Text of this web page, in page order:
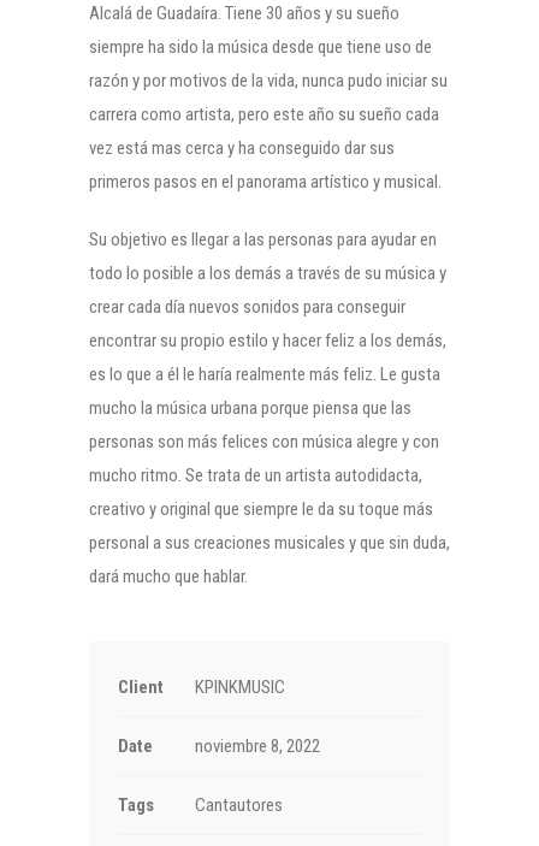
Alcalá de Guadaíra. Tiene 30 años y su sueño
siempre ha sido la música desde que tiene uso de
razón y por motivos de la vida, nunca pudo iniciar su
carrera como artista, pero este año su sueño cada
vez está mas cerca y ha conseguido dar sus
primeros pasos en el panorama artístico y musical.
Su objetivo es llegar a las personas para ayudar en
todo lo posible a los demás a través de su música y
crear cada día nuevos sonidos para conseguir
encontrar su propio estilo y hacer feliz a los demás,
es lo que a él le haría realmente más feliz. Le gusta
mucho la música urbana porque piensa que las
personas son más felices con música alegre y con
mucho ritmo. Se trata de un artista autodidacta,
creativo y original que siempre le da su toque más
personal a sus creaciones musicales y que sin duda,
dará mucho que hablar.
Client KPINKMUSIC
Date noviembre 8, 2022
Tags Cantautores